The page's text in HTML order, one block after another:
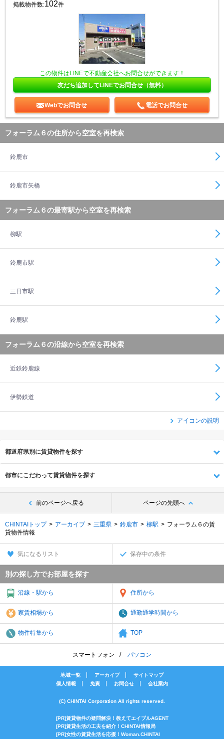
掲載物件数:102件
この物件はLINEで不動産会社へお問合せができます！
友だち追加してLINEでお問合せ（無料）
Webでお問合せ 電話でお問合せ
フォーラム６の住所から空室を再検索
鈴鹿市
鈴鹿市矢橋
フォーラム６の最寄駅から空室を再検索
柳駅
鈴鹿市駅
三日市駅
鈴鹿駅
フォーラム６の沿線から空室を再検索
近鉄鈴鹿線
伊勢鉄道
アイコンの説明
都道府県別に賃貸物件を探す
都市にこだわって賃貸物件を探す
前のページへ戻る ページの先頭へ
CHINTAIトップ アーカイブ 三重県 鈴鹿市 柳駅
フォーラム６の賃
貸物件情報
気になるリスト 保存中の条件
別の探し方でお部屋を探す
沿線・駅から 住所から
家賃相場から 通勤通学時間から
物件特集から TOP
スマートフォン パソコン
地域一覧 アーカイブ
サイトマップ
個人情報
免責 お問合せ 会社案内
(C) CHINTAI Corporation All rights reserved.
[PR]賃貸物件の疑問解決！教えてエイブルAGENT
[PR]賃貸生活の工夫を紹介！CHINTAI情報局
[PR]女性の賃貸生活を応援！Woman.CHINTAI